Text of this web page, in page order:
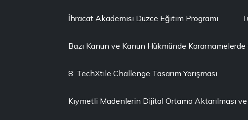
İhracat Akademisi Düzce Eğitim Programı
Bazı Kanun ve Kanun Hükmünde
8. TechXtile Challenge Tasarım Yarışması
Kıymetli Madenlerin Dijital Ortama Aktarılması